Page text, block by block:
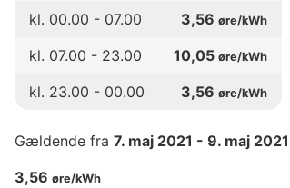
kl. 00.00 - 07.00 3,56 øre/kWh
kl. 07.00 - 23.00 10,05 øre/kWh
kl. 23.00 - 00.00 3,56 øre/kWh
Gældende fra 7. maj 2021 - 9. maj 2021
3,56 øre/kWh